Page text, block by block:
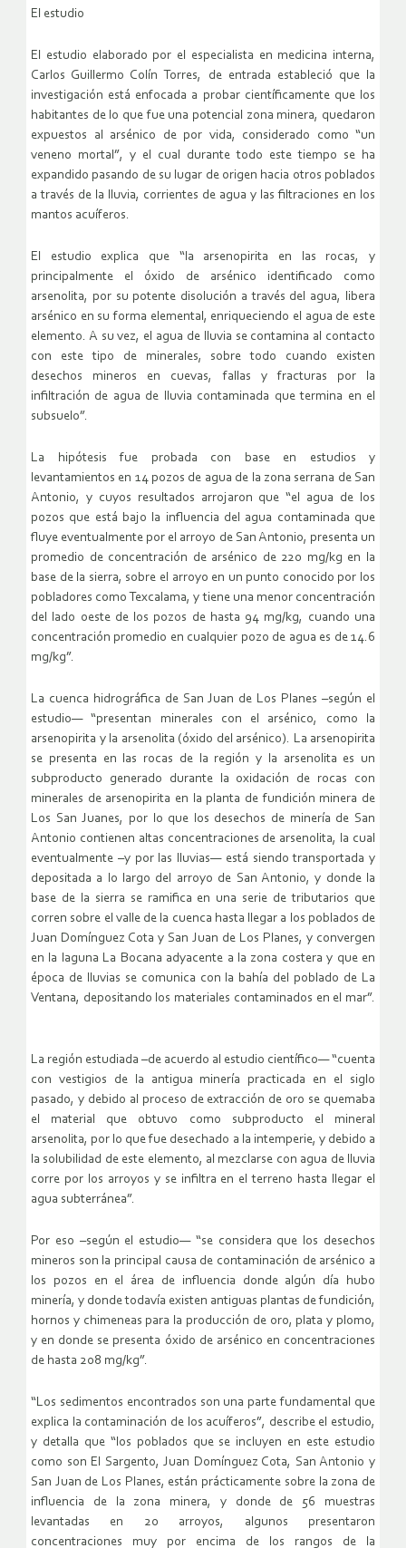
El estudio
El estudio elaborado por el especialista en medicina interna,
Carlos Guillermo Colín Torres, de entrada estableció que la
investigación está enfocada a probar científicamente que los
habitantes de lo que fue una potencial zona minera, quedaron
expuestos al arsénico de por vida, considerado como “un
veneno mortal”, y el cual durante todo este tiempo se ha
expandido pasando de su lugar de origen hacia otros poblados
a través de la lluvia, corrientes de agua y las filtraciones en los
mantos acuíferos.
El estudio explica que “la arsenopirita en las rocas, y
principalmente el óxido de arsénico identificado como
arsenolita, por su potente disolución a través del agua, libera
arsénico en su forma elemental, enriqueciendo el agua de este
elemento. A su vez, el agua de lluvia se contamina al contacto
con este tipo de minerales, sobre todo cuando existen
desechos mineros en cuevas, fallas y fracturas por la
infiltración de agua de lluvia contaminada que termina en el
subsuelo”.
La hipótesis fue probada con base en estudios y
levantamientos en 14 pozos de agua de la zona serrana de San
Antonio, y cuyos resultados arrojaron que “el agua de los
pozos que está bajo la influencia del agua contaminada que
fluye eventualmente por el arroyo de San Antonio, presenta un
promedio de concentración de arsénico de 220 mg/kg en la
base de la sierra, sobre el arroyo en un punto conocido por los
pobladores como Texcalama, y tiene una menor concentración
del lado oeste de los pozos de hasta 94 mg/kg, cuando una
concentración promedio en cualquier pozo de agua es de 14.6
mg/kg”.
La cuenca hidrográfica de San Juan de Los Planes –según el
estudio— “presentan minerales con el arsénico, como la
arsenopirita y la arsenolita (óxido del arsénico). La arsenopirita
se presenta en las rocas de la región y la arsenolita es un
subproducto generado durante la oxidación de rocas con
minerales de arsenopirita en la planta de fundición minera de
Los San Juanes, por lo que los desechos de minería de San
Antonio contienen altas concentraciones de arsenolita, la cual
eventualmente –y por las lluvias— está siendo transportada y
depositada a lo largo del arroyo de San Antonio, y donde la
base de la sierra se ramifica en una serie de tributarios que
corren sobre el valle de la cuenca hasta llegar a los poblados de
Juan Domínguez Cota y San Juan de Los Planes, y convergen
en la laguna La Bocana adyacente a la zona costera y que en
época de lluvias se comunica con la bahía del poblado de La
Ventana, depositando los materiales contaminados en el mar”.
La región estudiada –de acuerdo al estudio científico— “cuenta
con vestigios de la antigua minería practicada en el siglo
pasado, y debido al proceso de extracción de oro se quemaba
el material que obtuvo como subproducto el mineral
arsenolita, por lo que fue desechado a la intemperie, y debido a
la solubilidad de este elemento, al mezclarse con agua de lluvia
corre por los arroyos y se infiltra en el terreno hasta llegar el
agua subterránea”.
Por eso –según el estudio— “se considera que los desechos
mineros son la principal causa de contaminación de arsénico a
los pozos en el área de influencia donde algún día hubo
minería, y donde todavía existen antiguas plantas de fundición,
hornos y chimeneas para la producción de oro, plata y plomo,
y en donde se presenta óxido de arsénico en concentraciones
de hasta 208 mg/kg”.
“Los sedimentos encontrados son una parte fundamental que
explica la contaminación de los acuíferos”, describe el estudio,
y detalla que “los poblados que se incluyen en este estudio
como son El Sargento, Juan Domínguez Cota, San Antonio y
San Juan de Los Planes, están prácticamente sobre la zona de
influencia de la zona minera, y donde de 56 muestras
levantadas en 20 arroyos, algunos presentaron
concentraciones muy por encima de los rangos de la